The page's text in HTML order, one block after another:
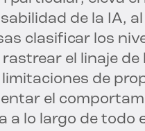
de la IA,
clasificar los
el linaje de
de
el
a lo largo de todo